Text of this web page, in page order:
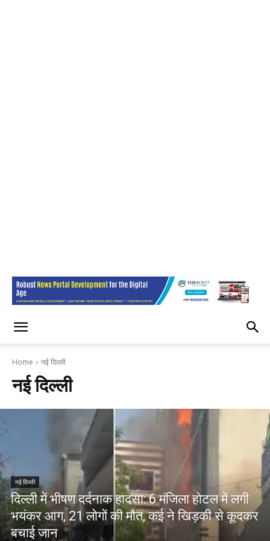
Home नई दिल्ली
नई दिल्ली
नई दिल्ली
दिल्ली में भीषण दर्दनाक हादसा: 6 मंजिला होटल में लगी
भयंकर आग, 21 लोगों की मौत, कई ने खिड़की से कूदकर
बचाई जान